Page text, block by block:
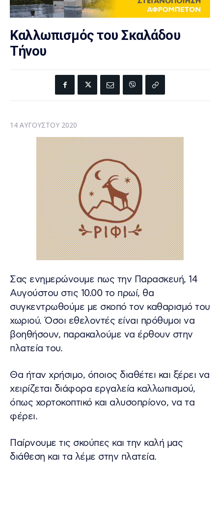
Καλλωπισμός του Σκαλάδου
Τήνου
14 ΑΥΓΟΎΣΤΟΥ 2020
Σας ενημερώνουμε πως την Παρασκευή, 14
Αυγούστου στις 10.00 το πρωί, θα
συγκεντρωθούμε με σκοπό τον καθαρισμό του
χωριού. Όσοι εθελοντές είναι πρόθυμοι να
βοηθήσουν, παρακαλούμε να έρθουν στην
πλατεία του.
Θα ήταν χρήσιμο, όποιος διαθέτει και ξέρει να
χειρίζεται διάφορα εργαλεία καλλωπισμού,
όπως χορτοκοπτικό και αλυσοπρίονο, να τα
φέρει.
Παίρνουμε τις σκούπες και την καλή μας
διάθεση και τα λέμε στην πλατεία.